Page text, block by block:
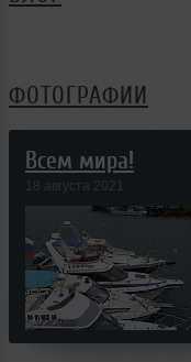
ФОТОГРАФИИ
Всем мира!
18 августа 2021